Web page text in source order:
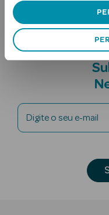
Ver Tudo
Solares
Digite o seu e-mail